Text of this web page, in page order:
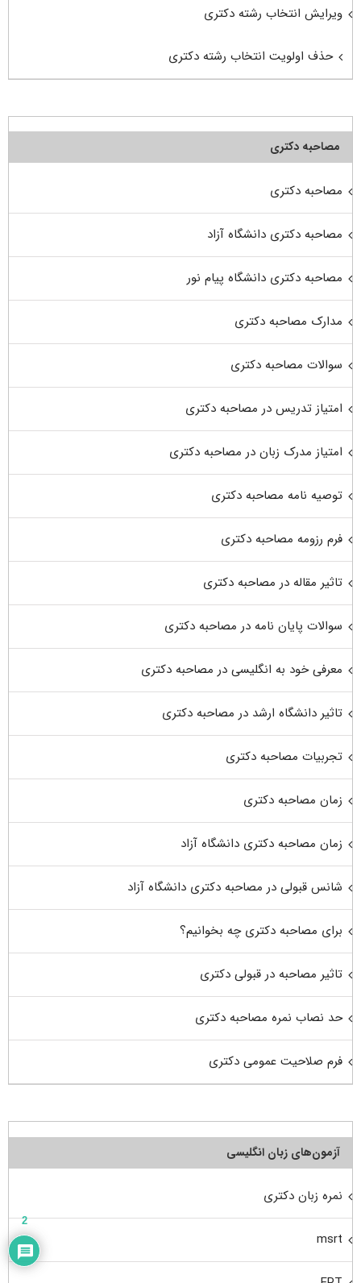
ویرایش انتخاب رشته دکتری
حذف اولویت انتخاب رشته دکتری
مصاحبه دکتری
مصاحبه دکتری
مصاحبه دکتری دانشگاه آزاد
مصاحبه دکتری دانشگاه پیام نور
مدارک مصاحبه دکتری
سوالات مصاحبه دکتری
امتیاز تدریس در مصاحبه دکتری
امتیاز مدرک زبان در مصاحبه دکتری
توصیه نامه مصاحبه دکتری
فرم رزومه مصاحبه دکتری
تاثیر مقاله در مصاحبه دکتری
سوالات پایان نامه در مصاحبه دکتری
معرفی خود به انگلیسی در مصاحبه دکتری
تاثیر دانشگاه ارشد در مصاحبه دکتری
تجربیات مصاحبه دکتری
زمان مصاحبه دکتری
زمان مصاحبه دکتری دانشگاه آزاد
شانس قبولی در مصاحبه دکتری دانشگاه آزاد
برای مصاحبه دکتری چه بخوانیم؟
تاثیر مصاحبه در قبولی دکتری
حد نصاب نمره مصاحبه دکتری
فرم صلاحیت عمومی دکتری
آزمون‌های زبان انگلیسی
نمره زبان دکتری
msrt
2